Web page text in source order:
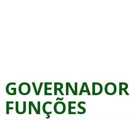
GOVERNADOR
FUNÇÕES